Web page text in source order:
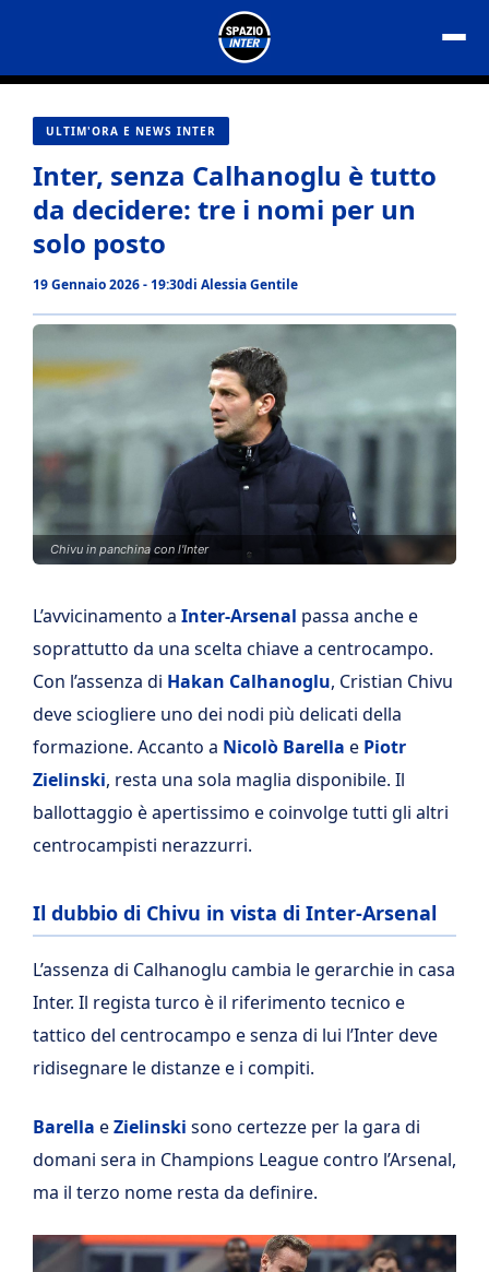
contenuto
ULTIM'ORA E NEWS INTER
Inter, senza Calhanoglu è tutto
da decidere: tre i nomi per un
solo posto
19 Gennaio 2026 - 19:30di Alessia Gentile
Chivu in panchina con l'Inter
L’avvicinamento a Inter-Arsenal passa anche e
soprattutto da una scelta chiave a centrocampo.
Con l’assenza di Hakan Calhanoglu, Cristian Chivu
deve sciogliere uno dei nodi più delicati della
formazione. Accanto a Nicolò Barella e Piotr
Zielinski, resta una sola maglia disponibile. Il
ballottaggio è apertissimo e coinvolge tutti gli altri
centrocampisti nerazzurri.
Il dubbio di Chivu in vista di Inter-Arsenal
L’assenza di Calhanoglu cambia le gerarchie in casa
Inter. Il regista turco è il riferimento tecnico e
tattico del centrocampo e senza di lui l’Inter deve
ridisegnare le distanze e i compiti.
Barella eZielinski sono certezze per la gara di
domani sera in Champions League contro l’Arsenal,
ma il terzo nome resta da definire.